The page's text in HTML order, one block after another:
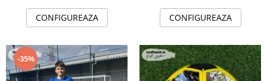
CONFIGUREAZA CONFIGUREAZA
-35%